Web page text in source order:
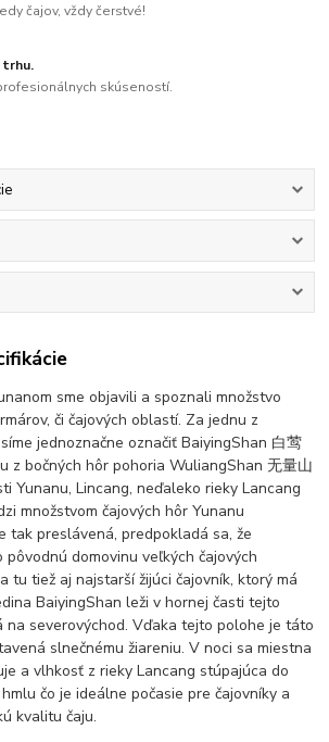
čajov, vždy čerstvé!
trhu.
skúseností.
sme objavili a spoznali množstvo
či čajových oblastí. Za jednu z
jednoznačne označiť BaiyingShan 白莺
z bočných hôr pohoria WuliangShan 无量山
Yunanu, Lincang, neďaleko rieky Lancang
množstvom čajových hôr Yunanu
tak preslávená, predpokladá sa, že
domovinu veľkých čajových
tu tiež aj najstarší žijúci čajovník, ktorý má
BaiyingShan leži v hornej časti tejto
na severovýchod. Vďaka tejto polohe je táto
slnečnému žiareniu. V noci sa miestna
a vlhkosť z rieky Lancang stúpajúca do
čo je ideálne počasie pre čajovníky a
kvalitu čaju.